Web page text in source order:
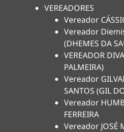
VEREADORES
Vereador
Vereador
(DHEMES DA
VEREADOR
PALMEIRA)
Vereador
SANTOS (GIL
Vereador
FERREIRA
Vereador JOSÉ